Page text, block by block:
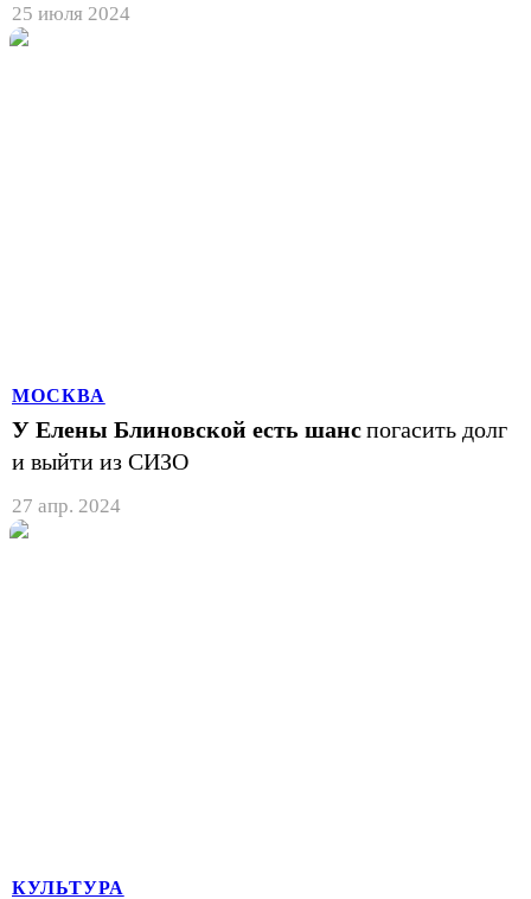
25 июля 2024
МОСКВА
У Елены Блиновской есть шанспогасить долг
и выйти из СИЗО
27 апр. 2024
КУЛЬТУРА